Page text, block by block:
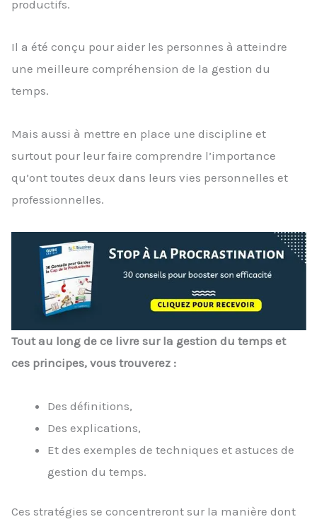
productifs.
Il a été conçu pour aider les personnes à atteindre
une meilleure compréhension de la gestion du
temps.
Mais aussi à mettre en place une discipline et
surtout pour leur faire comprendre l’importance
qu’ont toutes deux dans leurs vies personnelles et
professionnelles.
Tout au long de ce livre sur la gestion du temps et
ces principes, vous trouverez :
Des définitions,
Des explications,
Et des exemples de techniques et astuces de
gestion du temps.
Ces stratégies se concentreront sur la manière dont